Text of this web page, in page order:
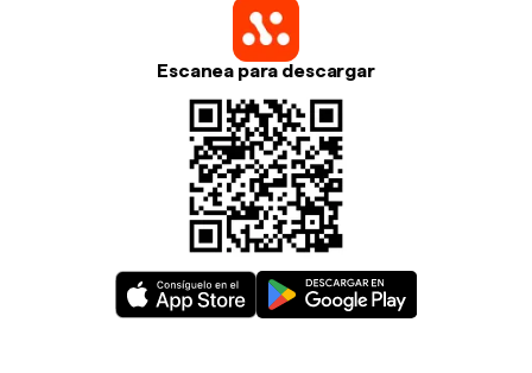
Escanea para descargar